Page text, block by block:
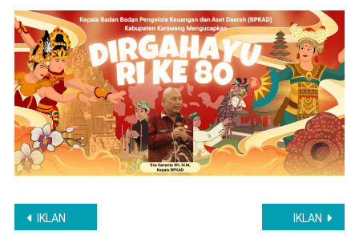
Navigasi
IKLAN IKLAN